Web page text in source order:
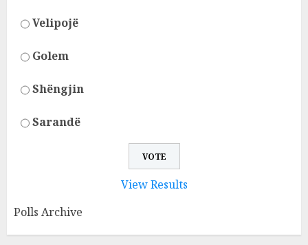
Velipojë
Golem
Shëngjin
Sarandë
View Results
Polls Archive